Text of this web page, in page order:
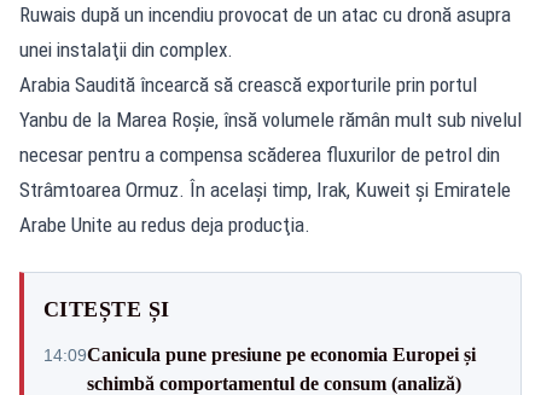
Ruwais după un incendiu provocat de un atac cu dronă asupra
unei instalaţii din complex.
Arabia Saudită încearcă să crească exporturile prin portul
Yanbu de la Marea Roşie, însă volumele rămân mult sub nivelul
necesar pentru a compensa scăderea fluxurilor de petrol din
Strâmtoarea Ormuz. În acelaşi timp, Irak, Kuweit şi Emiratele
Arabe Unite au redus deja producţia.
CITEȘTE ȘI
14:09Canicula pune presiune pe economia Europei și
schimbă comportamentul de consum (analiză)